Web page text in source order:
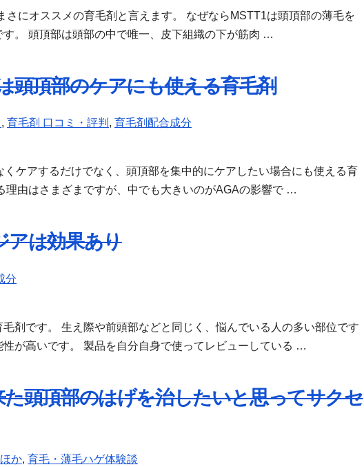
にオススメの育毛剤と言えます。 なぜならMSTT1は頭頂部の薄毛を
。 頭頂部は頭部の中で唯一、皮下組織の下が筋肉 …
頭頂部のケアにも使える育毛剤
, 育毛剤 口コミ・評判 , 育毛剤配合成分
ケアするだけでなく、頭頂部を集中的にケアしたい場合にも使える育
理由はさまざまですが、中でも大きいのがAGAの影響で …
アは効果あり
分
剤です。 生え際や前頭部などと同じく、悩んでいる人の多い部位です
が高いです。 製品を自分自身で使ってレビューしている …
頭頂部のはげを治したいと思ってサクセ
か, 育毛・薄毛ハゲ体験談